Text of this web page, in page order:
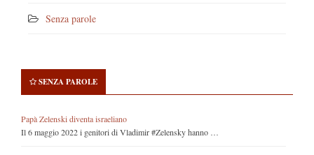
Senza parole
SENZA PAROLE
Papà Zelenski diventa israeliano
Il 6 maggio 2022 i genitori di Vladimir #Zelensky hanno …